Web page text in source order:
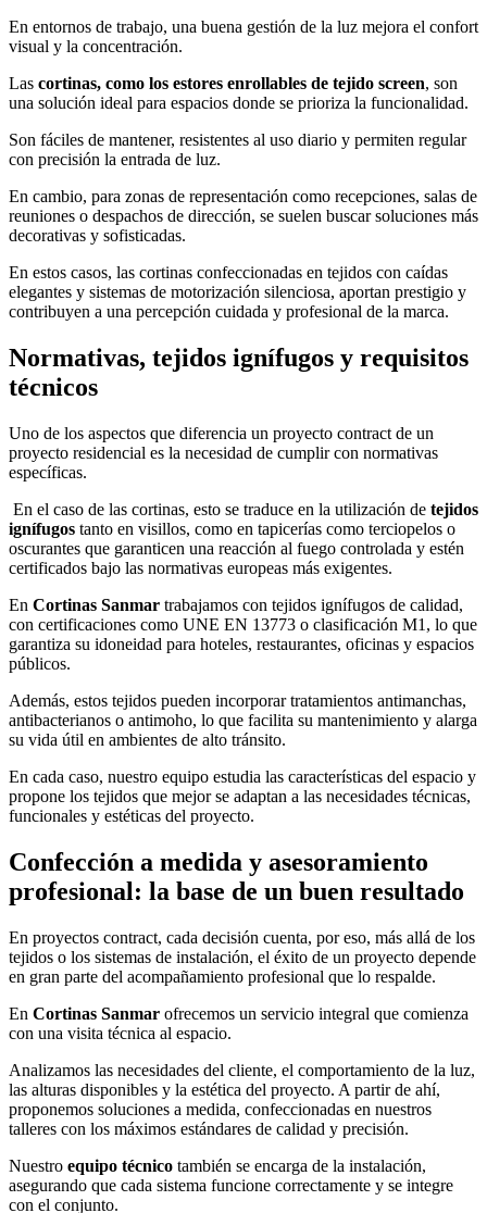
En entornos de trabajo, una buena gestión de la luz mejora el confort
visual y la concentración.
Las cortinas, como los estores enrollables de tejido screen, son
una solución ideal para espacios donde se prioriza la funcionalidad.
Son fáciles de mantener, resistentes al uso diario y permiten regular
con precisión la entrada de luz.
En cambio, para zonas de representación como recepciones, salas de
reuniones o despachos de dirección, se suelen buscar soluciones más
decorativas y sofisticadas.
En estos casos, las cortinas confeccionadas en tejidos con caídas
elegantes y sistemas de motorización silenciosa, aportan prestigio y
contribuyen a una percepción cuidada y profesional de la marca.
Normativas, tejidos ignífugos y requisitos
técnicos
Uno de los aspectos que diferencia un proyecto contract de un
proyecto residencial es la necesidad de cumplir con normativas
específicas.
En el caso de las cortinas, esto se traduce en la utilización de tejidos
ignífugos tanto en visillos, como en tapicerías como terciopelos o
oscurantes que garanticen una reacción al fuego controlada y estén
certificados bajo las normativas europeas más exigentes.
En Cortinas Sanmar trabajamos con tejidos ignífugos de calidad,
con certificaciones como UNE EN 13773 o clasificación M1, lo que
garantiza su idoneidad para hoteles, restaurantes, oficinas y espacios
públicos.
Además, estos tejidos pueden incorporar tratamientos antimanchas,
antibacterianos o antimoho, lo que facilita su mantenimiento y alarga
su vida útil en ambientes de alto tránsito.
En cada caso, nuestro equipo estudia las características del espacio y
propone los tejidos que mejor se adaptan a las necesidades técnicas,
funcionales y estéticas del proyecto.
Confección a medida y asesoramiento
profesional: la base de un buen resultado
En proyectos contract, cada decisión cuenta, por eso, más allá de los
tejidos o los sistemas de instalación, el éxito de un proyecto depende
en gran parte del acompañamiento profesional que lo respalde.
En Cortinas Sanmar ofrecemos un servicio integral que comienza
con una visita técnica al espacio.
Analizamos las necesidades del cliente, el comportamiento de la luz,
las alturas disponibles y la estética del proyecto. A partir de ahí,
proponemos soluciones a medida, confeccionadas en nuestros
talleres con los máximos estándares de calidad y precisión.
Nuestro equipo técnico también se encarga de la instalación,
asegurando que cada sistema funcione correctamente y se integre
con el conjunto.